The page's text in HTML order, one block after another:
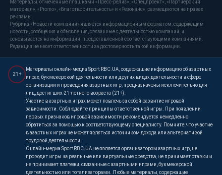
Материалы, отмеченные плашками «Пресс-релиз», «Спецпроект», «Партнерский
материал», «Promo», «Благотворительность» и «Резонанс», размещаются на правах
рекламы.
Рубрика «Новости компании» является информационным форматом, содержащим
новости, сообщения и объявления, связанные с деятельностью компаний, и
основывается на информации, предоставленной соответствующими компаниями.
Редакция не несет ответственности за достоверность такой информации.
21+
Материалы онлайн-медиа Sport RBC.UA, содержащие информацию об азартных
играх, букмекерской деятельности или других видах деятельности в сфере
организации и проведения азартных игр, предназначены исключительно для
лиц, достигших 21-летнего возраста (21+).
Участие в азартных играх может повлечь за собой развитие игровой
зависимости. Соблюдайте принципы ответственной игры. При появлении
первых признаков игровой зависимости рекомендуется немедленно
обратиться за помощью к соответствующему специалисту. Помните, что участие
в азартных играх не может являться источником дохода или альтернативой
трудовой деятельности.
Онлайн-медиа Sport RBC.UA не является организатором азартных игр, не
проводит игры на реальные или виртуальные средства, не принимает ставки и
не принимает платежи, связанные с азартными играми, букмекерской
деятельностью или тотализаторами. Любые материалы, содержащие